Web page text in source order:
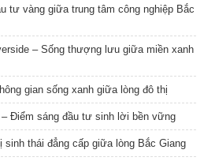
tư vàng giữa trung tâm công nghiệp Bắc
– Sống thượng lưu giữa miền xanh
gian sống xanh giữa lòng đô thị
Điểm sáng đầu tư sinh lời bền vững
sinh thái đẳng cấp giữa lòng Bắc Giang